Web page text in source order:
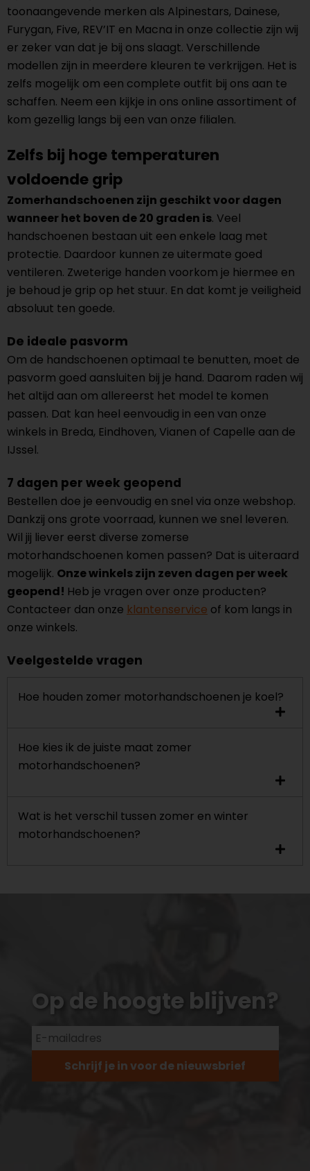
toonaangevende merken als Alpinestars, Dainese,
Furygan, Five, REV’IT en Macna in onze collectie zijn wij
er zeker van dat je bij ons slaagt. Verschillende
modellen zijn in meerdere kleuren te verkrijgen. Het is
zelfs mogelijk om een complete outfit bij ons aan te
schaffen. Neem een kijkje in ons online assortiment of
kom gezellig langs bij een van onze filialen.
Zelfs bij hoge temperaturen
voldoende grip
Zomerhandschoenen zijn geschikt voor dagen
wanneer het boven de 20 graden is. Veel
handschoenen bestaan uit een enkele laag met
protectie. Daardoor kunnen ze uitermate goed
ventileren. Zweterige handen voorkom je hiermee en
je behoud je grip op het stuur. En dat komt je veiligheid
absoluut ten goede.
De ideale pasvorm
Om de handschoenen optimaal te benutten, moet de
pasvorm goed aansluiten bij je hand. Daarom raden wij
het altijd aan om allereerst het model te komen
passen. Dat kan heel eenvoudig in een van onze
winkels in Breda, Eindhoven, Vianen of Capelle aan de
IJssel.
7 dagen per week geopend
Bestellen doe je eenvoudig en snel via onze webshop.
Dankzij ons grote voorraad, kunnen we snel leveren.
Wil jij liever eerst diverse zomerse
motorhandschoenen komen passen? Dat is uiteraard
mogelijk. Onze winkels zijn zeven dagen per week
geopend! Heb je vragen over onze producten?
Contacteer dan onze klantenservice of kom langs in
onze winkels.
Veelgestelde vragen
Hoe houden zomer motorhandschoenen je koel?
Hoe kies ik de juiste maat zomer
motorhandschoenen?
Wat is het verschil tussen zomer en winter
motorhandschoenen?
Op de hoogte blijven?
Schrijf je in voor de nieuwsbrief